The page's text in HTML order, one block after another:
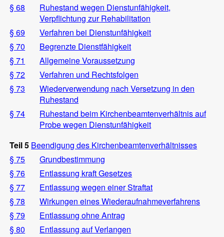
§ 68
Ruhestand wegen Dienstunfähigkeit,
Verpflichtung zur Rehabilitation
§ 69
Verfahren bei Dienstunfähigkeit
§ 70
Begrenzte Dienstfähigkeit
§ 71
Allgemeine Voraussetzung
§ 72
Verfahren und Rechtsfolgen
§ 73
Wiederverwendung nach Versetzung in den
Ruhestand
§ 74
Ruhestand beim Kirchenbeamtenverhältnis auf
Probe wegen Dienstunfähigkeit
Teil 5 Beendigung des Kirchenbeamtenverhältnisses
§ 75
Grundbestimmung
§ 76
Entlassung kraft Gesetzes
§ 77
Entlassung wegen einer Straftat
§ 78
Wirkungen eines Wiederaufnahmeverfahrens
§ 79
Entlassung ohne Antrag
§ 80
Entlassung auf Verlangen